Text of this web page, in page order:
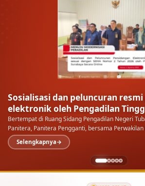
Sosialisasi dan peluncuran
elektronik oleh Pengadilan
Bertempat di Ruang Sidang Pengadilan Negeri
Panitera, Panitera Pengganti, bersama
Tuban menyimak langsung sosialisasi dan
Selengkapnya